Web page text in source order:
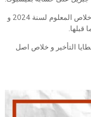
وبموجب هذا المقترح المُصادق عليه يتم خلاص المعلوم لسنة 2024 و
التأخير و خلاص اصل